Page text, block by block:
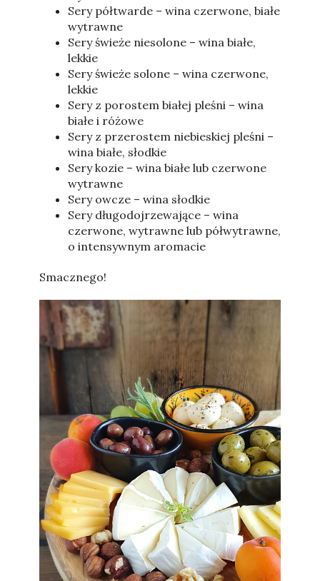
Sery półtwarde – wina czerwone, białe
wytrawne
Sery świeże niesolone – wina białe,
lekkie
Sery świeże solone – wina czerwone,
lekkie
Sery z porostem białej pleśni – wina
białe i różowe
Sery z przerostem niebieskiej pleśni –
wina białe, słodkie
Sery kozie – wina białe lub czerwone
wytrawne
Sery owcze – wina słodkie
Sery długodojrzewające – wina
czerwone, wytrawne lub półwytrawne,
o intensywnym aromacie
Smacznego!